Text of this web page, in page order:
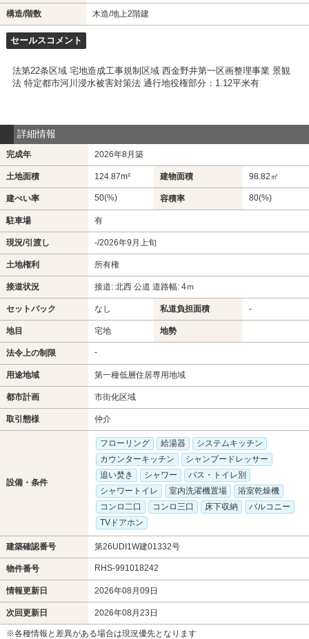
構造/階数 木造/地上2階建
セールスコメント
法第22条区域 宅地造成工事規制区域 西金野井第一区画整理事業 景観
法 特定都市河川浸水被害対策法 通行地役権部分：1.12平米有
詳細情報
完成年 2026年8月築
土地面積 124.87m² 建物面積 98.82㎡
建ぺい率 50(%) 容積率 80(%)
駐車場 有
現況/引渡し -/2026年9月上旬
土地権利 所有権
接道状況 接道: 北西 公道 道路幅: 4ｍ
セットバック なし 私道負担面積 -
地目 宅地 地勢
法令上の制限 -
用途地域 第一種低層住居専用地域
都市計画 市街化区域
取引態様 仲介
設備・条件
フローリング 給湯器
システムキッチン
カウンターキッチン
シャンプードレッサー
追い焚き
シャワー
バス・トイレ別
シャワートイレ
室内洗濯機置場
浴室乾燥機
コンロ二口
コンロ三口 床下収納
バルコニー
TVドアホン
建築確認番号 第26UDI1W建01332号
物件番号 RHS-991018242
情報更新日 2026年08月09日
次回更新日 2026年08月23日
※各種情報と差異がある場合は現況優先となります